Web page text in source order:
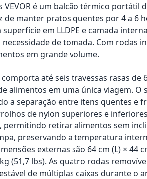
VEVOR é um balcão térmico portátil
de manter pratos quentes por 4 a 6
em LLDPE e camada
de tomada. Com rodas
em grande volume.
até seis travessas rasas
alimentos em uma única viagem.
a separação entre itens quentes e
de nylon superiores e
retirar alimentos sem
preservando a temperatura
externas são 64 cm (L) × 44
(51,7 lbs). As quatro rodas
de múltiplas caixas durante o